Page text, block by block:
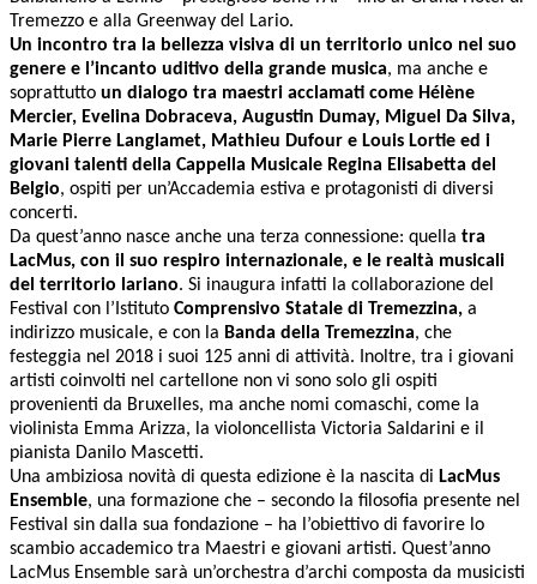
Tremezzo e alla Greenway del Lario.
Un incontro tra la bellezza visiva di un territorio unico nel suo
genere e l’incanto uditivo della grande musica, ma anche e
soprattutto un dialogo tra maestri acclamati come Hélène
Mercier, Evelina Dobraceva, Augustin Dumay, Miguel Da Silva,
Marie Pierre Langlamet, Mathieu Dufour e Louis Lortie ed i
giovani talenti della Cappella Musicale Regina Elisabetta del
Belgio, ospiti per un’Accademia estiva e protagonisti di diversi
concerti.
Da quest’anno nasce anche una terza connessione: quella tra
LacMus, con il suo respiro internazionale, e le realtà musicali
del territorio lariano. Si inaugura infatti la collaborazione del
Festival con l’Istituto Comprensivo Statale di Tremezzina, a
indirizzo musicale, e con la Banda della Tremezzina, che
festeggia nel 2018 i suoi 125 anni di attività. Inoltre, tra i giovani
artisti coinvolti nel cartellone non vi sono solo gli ospiti
provenienti da Bruxelles, ma anche nomi comaschi, come la
violinista Emma Arizza, la violoncellista Victoria Saldarini e il
pianista Danilo Mascetti.
Una ambiziosa novità di questa edizione è la nascita di LacMus
Ensemble, una formazione che – secondo la filosofia presente nel
Festival sin dalla sua fondazione – ha l’obiettivo di favorire lo
scambio accademico tra Maestri e giovani artisti. Quest’anno
LacMus Ensemble sarà un’orchestra d’archi composta da musicisti